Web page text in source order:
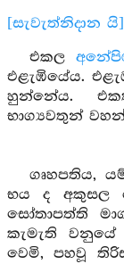
[සැවැත්නිදාන යි]
එකල
එළැඹියේය.
හුන්නේය.
භාග්‍යවතුන්
ගෘහපතිය,
භය ද අකුසල
සෝතාපත්ති
කැමැති
වෙමි, පහවූ